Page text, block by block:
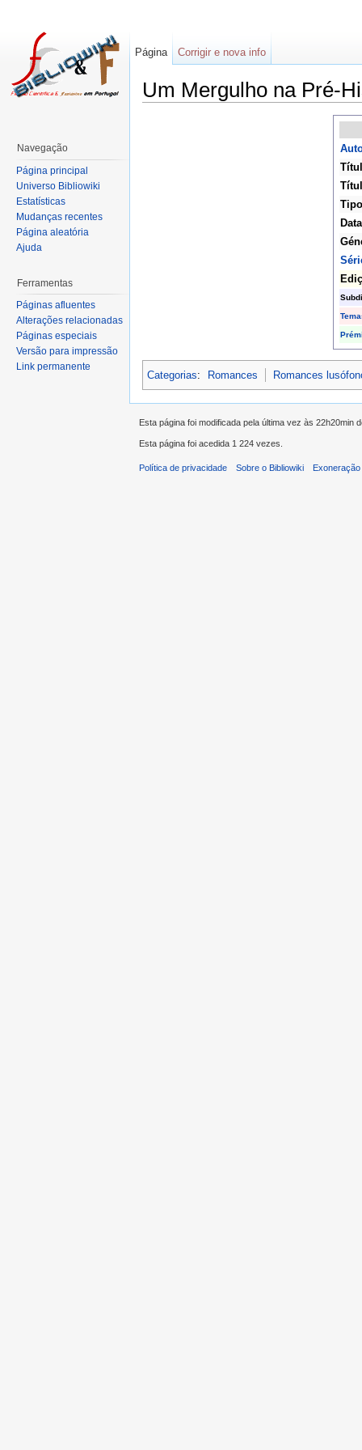
Um Mergulho na Pré-
Categorias: Romances Romances
Página Corrigir e nova info
Navegação
Página principal
Universo Bibliowiki
Estatísticas
Mudanças recentes
Página aleatória
Ajuda
Ferramentas
Páginas afluentes
Alterações relacionadas
Páginas especiais
Versão para impressão
Link permanente
Esta página foi modificada pela última vez às 22h20min
Esta página foi acedida 1 224 vezes.
Política de privacidade Sobre o Bibliowiki